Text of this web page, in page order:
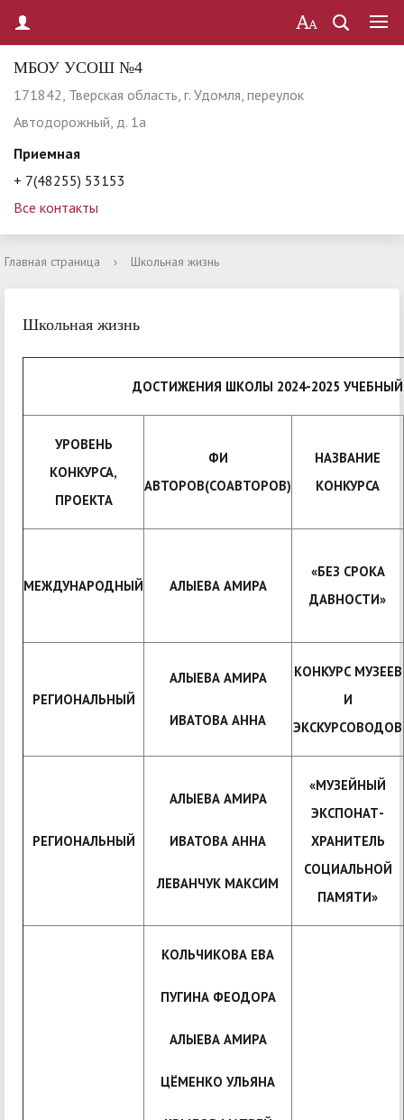
МБОУ УСОШ №4
171842, Тверская область, г. Удомля, переулок
Автодорожный, д. 1а
Приемная
+ 7(48255) 53153
Все контакты
Главная страница › Школьная жизнь
Школьная жизнь
ДОСТИЖЕНИЯ ШКОЛЫ 2024-2025
УРОВЕНЬ
КОНКУРСА,
ПРОЕКТА
ФИ
АВТОРОВ(СОАВТОРОВ)
НАЗВАНИЕ
КОНКУРСА
МЕЖДУНАРОДНЫЙ АЛЫЕВА АМИРА
«БЕЗ СРОКА
ДАВНОСТИ»
РЕГИОНАЛЬНЫЙ
АЛЫЕВА АМИРА
ИВАТОВА АННА
КОНКУРС МУЗЕЕВ
И
ЭКСКУРСОВОДОВ
РЕГИОНАЛЬНЫЙ
АЛЫЕВА АМИРА
ИВАТОВА АННА
ЛЕВАНЧУК МАКСИМ
«МУЗЕЙНЫЙ
ЭКСПОНАТ-
ХРАНИТЕЛЬ
СОЦИАЛЬНОЙ
ПАМЯТИ»
КОЛЬЧИКОВА ЕВА
ПУГИНА ФЕОДОРА
АЛЫЕВА АМИРА
ЦЁМЕНКО УЛЬЯНА